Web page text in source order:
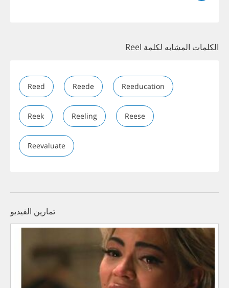
الكلمات المشابه لكلمة Reel
Reed Reede Reeducation
Reek Reeling Reese
Reevaluate
تمارين الفيديو